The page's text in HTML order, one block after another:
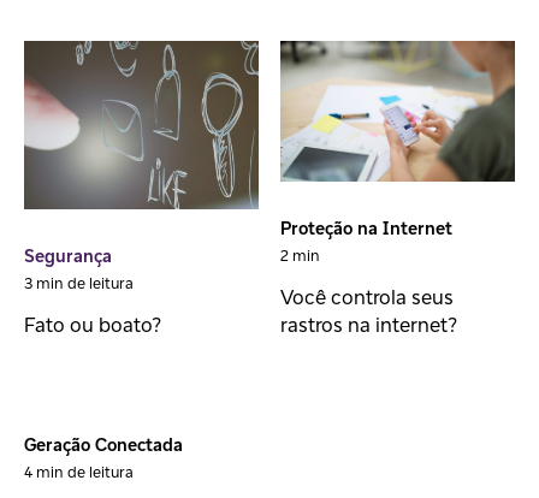
Segurança
3 min de leitura
Fato ou boato?
Proteção na Internet
2 min
Você controla seus
rastros na internet?
Geração Conectada
4 min de leitura